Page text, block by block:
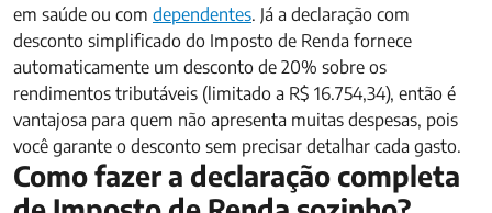
em saúde ou com dependentes. Já a declaração com
desconto simplificado do Imposto de Renda fornece
automaticamente um desconto de 20% sobre os
rendimentos tributáveis (limitado a R$ 16.754,34), então é
vantajosa para quem não apresenta muitas despesas, pois
você garante o desconto sem precisar detalhar cada gasto.
Como fazer a declaração completa